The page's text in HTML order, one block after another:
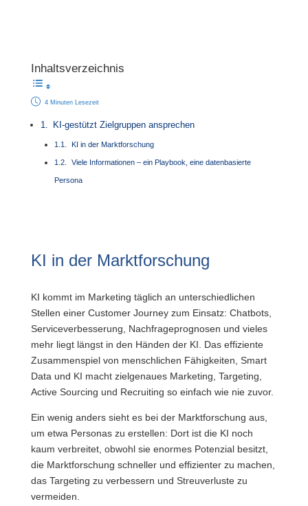
Inhaltsverzeichnis
4 Minuten Lesezeit
KI-gestützt Zielgruppen ansprechen
KI in der Marktforschung
Viele Informationen – ein Playbook, eine datenbasierte
Persona
KI in der Marktforschung
KI kommt im Marketing täglich an unterschiedlichen
Stellen einer Customer Journey zum Einsatz: Chatbots,
Serviceverbesserung, Nachfrageprognosen und vieles
mehr liegt längst in den Händen der KI. Das effiziente
Zusammenspiel von menschlichen Fähigkeiten, Smart
Data und KI macht zielgenaues Marketing, Targeting,
Active Sourcing und Recruiting so einfach wie nie zuvor.
Ein wenig anders sieht es bei der Marktforschung aus,
um etwa Personas zu erstellen: Dort ist die KI noch
kaum verbreitet, obwohl sie enormes Potenzial besitzt,
die Marktforschung schneller und effizienter zu machen,
das Targeting zu verbessern und Streuverluste zu
vermeiden.